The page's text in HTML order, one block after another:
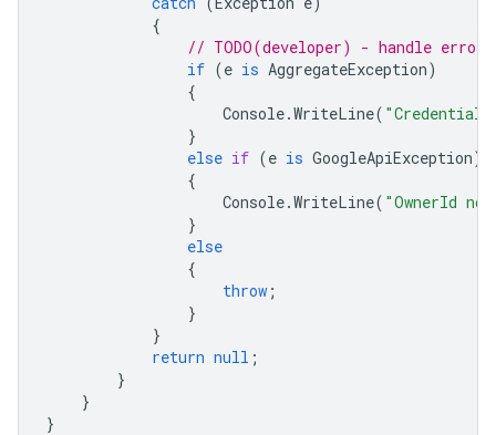
{
// TODO(developer) - handle error
if (e is AggregateException)
{
Console.WriteLine( "Credential
}
else if (e is GoogleApiException)
{
Console.WriteLine( "OwnerId
}
else
{
throw ;
}
}
return null ;
}
}
}